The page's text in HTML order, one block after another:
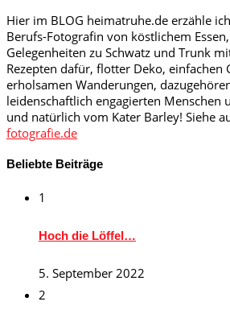
Hier im BLOG heimatruhe.de erzähle
Berufs-Fotografin von köstlichem
Gelegenheiten zu Schwatz und Trunk
Rezepten dafür, flotter Deko, einfachen
erholsamen Wanderungen,
leidenschaftlich engagierten Menschen
und natürlich vom Kater Barley! Siehe
fotografie.de
Beliebte Beiträge
1
Hoch die Löffel…
5. September 2022
2